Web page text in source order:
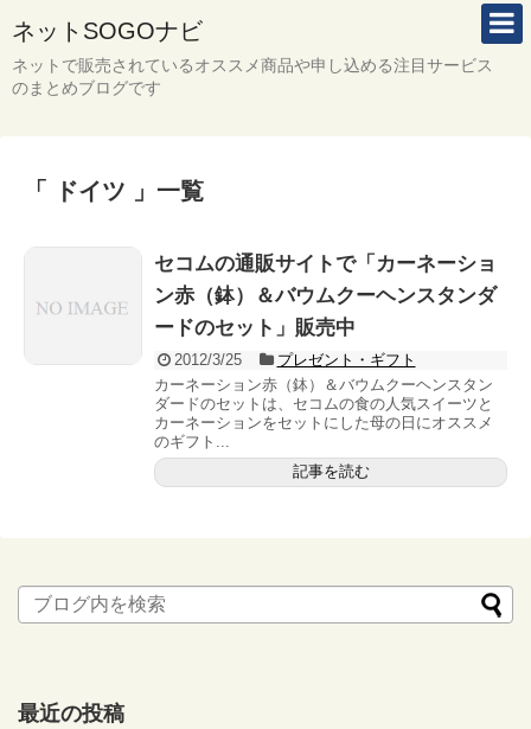
ネットSOGOナビ
ネットで販売されているオススメ商品や申し込める注目サービス
のまとめブログです
「 ドイツ 」一覧
セコムの通販サイトで「カーネーショ
ン赤（鉢）＆バウムクーヘンスタンダ
ードのセット」販売中
2012/3/25
プレゼント・ギフト
カーネーション赤（鉢）＆バウムクーヘンスタン
ダードのセットは、セコムの食の人気スイーツと
カーネーションをセットにした母の日にオススメ
のギフト...
記事を読む
最近の投稿